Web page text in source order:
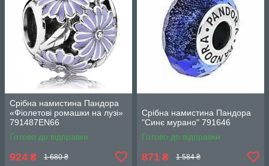
Срібна намистина Пандора
«Фіолетові ромашки на лузі»
791487EN66
Готово до відправки
924 ₴ 1 680 ₴
Срібна намистина Пандора
"Синє мурано" 791646
Готово до відправки
871 ₴ 1 584 ₴